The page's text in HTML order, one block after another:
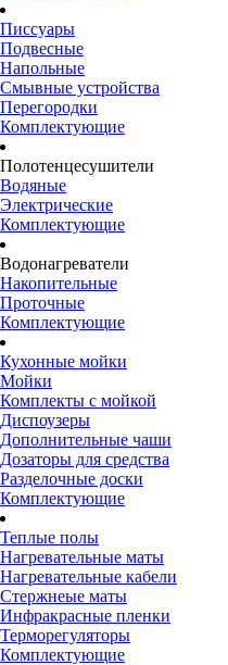
Писсуары
Подвесные
Напольные
Смывные устройства
Перегородки
Комплектующие
Полотенцесушители
Водяные
Электрические
Комплектующие
Водонагреватели
Накопительные
Проточные
Комплектующие
Кухонные мойки
Мойки
Комплекты с мойкой
Диспоузеры
Дополнительные чаши
Дозаторы для средства
Разделочные доски
Комплектующие
Теплые полы
Нагревательные маты
Нагревательные кабели
Стержнеые маты
Инфракрасные пленки
Терморегуляторы
Комплектующие